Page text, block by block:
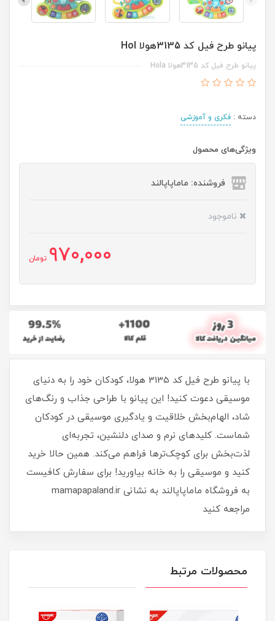
پیانو طرح فیل کد 3135هولا Hol
پیانو طرح فیل کد 3135هولا Hola
دسته : فکری و آموزشی
ویژگی‌های محصول
فروشنده: ماماپاپالند
ناموجود
970,000 تومان
با پیانو طرح فیل کد 3135 هولا، کودکان خود را به دنیای
موسیقی دعوت کنید! این پیانو با طراحی جذاب و رنگ‌های
شاد، الهام‌بخش خلاقیت و یادگیری موسیقی در کودکان
شماست. کلیدهای نرم و صدای دلنشین، تجربه‌ای
لذت‌بخش برای کوچک‌ترها فراهم می‌کند. همین حالا خرید
کنید و موسیقی را به خانه بیاورید! برای سفارش کافیست
به فروشگاه ماماپاپالند به نشانی mamapapaland.ir
مراجعه کنید
محصولات مرتبط